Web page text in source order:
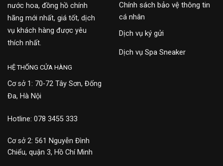
nước hoa, đồng hồ chính
hãng mới nhất, giá tốt, dịch
vụ khách hàng được yêu
thích nhất.
Chính sách bảo vệ thông tin
cá nhân
Dịch vụ ký gửi
Dịch vụ Spa Sneaker
HỆ THỐNG CỬA HÀNG
Cơ sở 1: 70-72 Tây Sơn, Đống
Đa, Hà Nội
Hotline: 078 3455 333
Cơ sở 2: 561 Nguyễn Đình
Chiểu, quận 3, Hồ Chí Minh